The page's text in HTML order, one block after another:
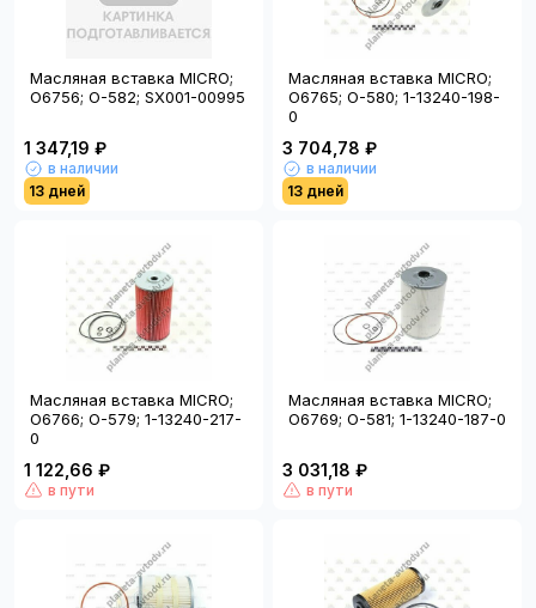
Масляная вставка MICRO;
O6756; O-582; SX001-00995
1 347,19 ₽
в наличии
13 дней
Масляная вставка MICRO;
O6765; О-580; 1-13240-198-
0
3 704,78 ₽
в наличии
13 дней
Масляная вставка MICRO;
O6766; O-579; 1-13240-217-
0
1 122,66 ₽
в пути
Масляная вставка MICRO;
O6769; O-581; 1-13240-187-0
3 031,18 ₽
в пути